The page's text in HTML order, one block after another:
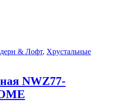
& Лофт, Хрустальные
NWZ77-